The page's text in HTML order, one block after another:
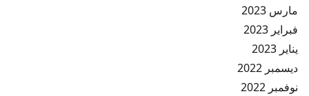
مارس 2023
فبراير 2023
يناير 2023
ديسمبر 2022
نوفمبر 2022